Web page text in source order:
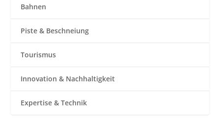
Bahnen
Piste & Beschneiung
Tourismus
Innovation & Nachhaltigkeit
Expertise & Technik